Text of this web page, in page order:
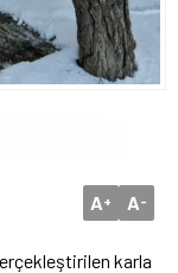
A+ A-
karla